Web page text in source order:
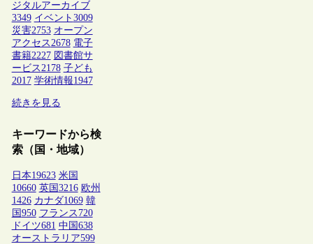
ジタルアーカイブ
3349 イベント 3009
災害2753 オープン
アクセス2678 電子
書籍2227 図書館サ
ービス2178 子ども
2017 学術情報1947
続きを見る
キーワードから検
索（国・地域）
日本19623 米国
10660 英国 3216 欧州
1426 カナダ1069 韓
国 950 フランス 720
ドイツ681 中国 638
オーストラリア599